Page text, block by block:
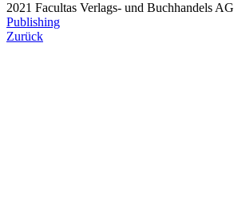
2021 Facultas Verlags- und Buchhandels AG
Publishing
Zurück